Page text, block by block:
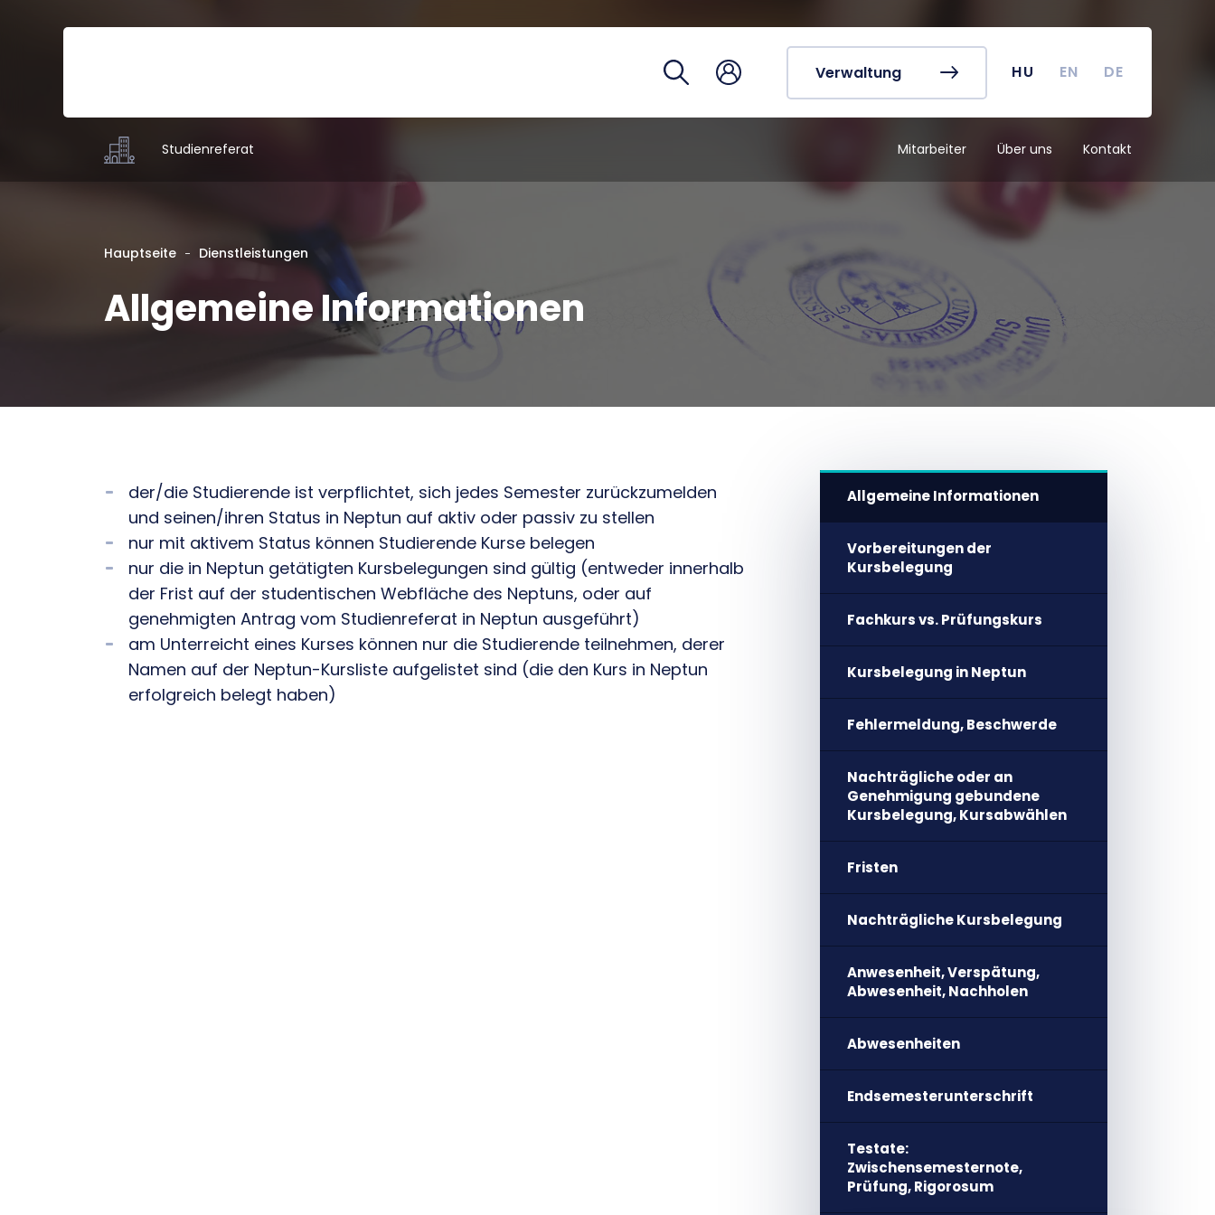
Verwaltung HU EN DE
Studienreferat Mitarbeiter Über uns Kontakt
Campus Karte
Akademischer Kalender
Hauptseite Dienstleistungen
Allgemeine Informationen
der/die Studierende ist verpflichtet, sich jedes Semester zurückzumelden
und seinen/ihren Status in Neptun auf aktiv oder passiv zu stellen
nur mit aktivem Status können Studierende Kurse belegen
nur die in Neptun getätigten Kursbelegungen sind gültig (entweder innerhalb
der Frist auf der studentischen Webfläche des Neptuns, oder auf
genehmigten Antrag vom Studienreferat in Neptun ausgeführt)
am Unterreicht eines Kurses können nur die Studierende teilnehmen, derer
Namen auf der Neptun-Kursliste aufgelistet sind (die den Kurs in Neptun
erfolgreich belegt haben)
Allgemeine Informationen
Vorbereitungen der
Kursbelegung
Fachkurs vs. Prüfungskurs
Kursbelegung in Neptun
Fehlermeldung, Beschwerde
Nachträgliche oder an
Genehmigung gebundene
Kursbelegung, Kursabwählen
Fristen
Nachträgliche Kursbelegung
Anwesenheit, Verspätung,
Abwesenheit, Nachholen
Abwesenheiten
Endsemesterunterschrift
Testate:
Zwischensemesternote,
Prüfung, Rigorosum